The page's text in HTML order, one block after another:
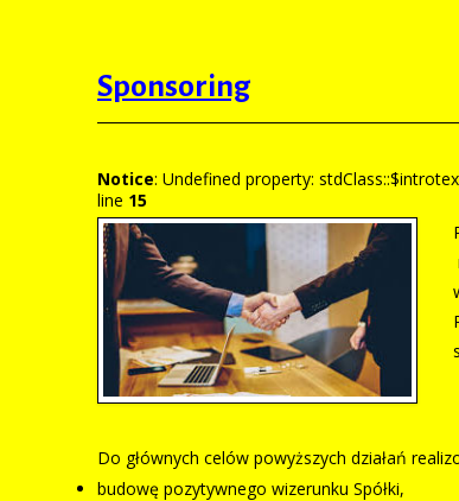
Sponsoring
Notice: Undefined property:
line 15
Do głównych celów powyższych działań
budowę pozytywnego wizerunku Spółki,